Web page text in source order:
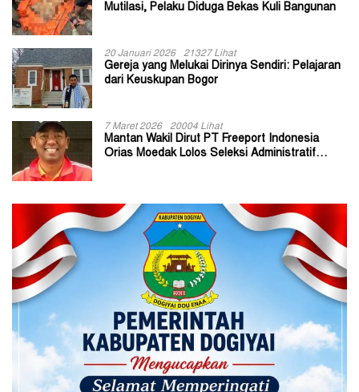
Mutilasi, Pelaku Diduga Bekas Kuli Bangunan
20 Januari 2026 21327 Lihat
Gereja yang Melukai Dirinya Sendiri: Pelajaran
dari Keuskupan Bogor
7 Maret 2026 20004 Lihat
Mantan Wakil Dirut PT Freeport Indonesia
Orias Moedak Lolos Seleksi Administratif